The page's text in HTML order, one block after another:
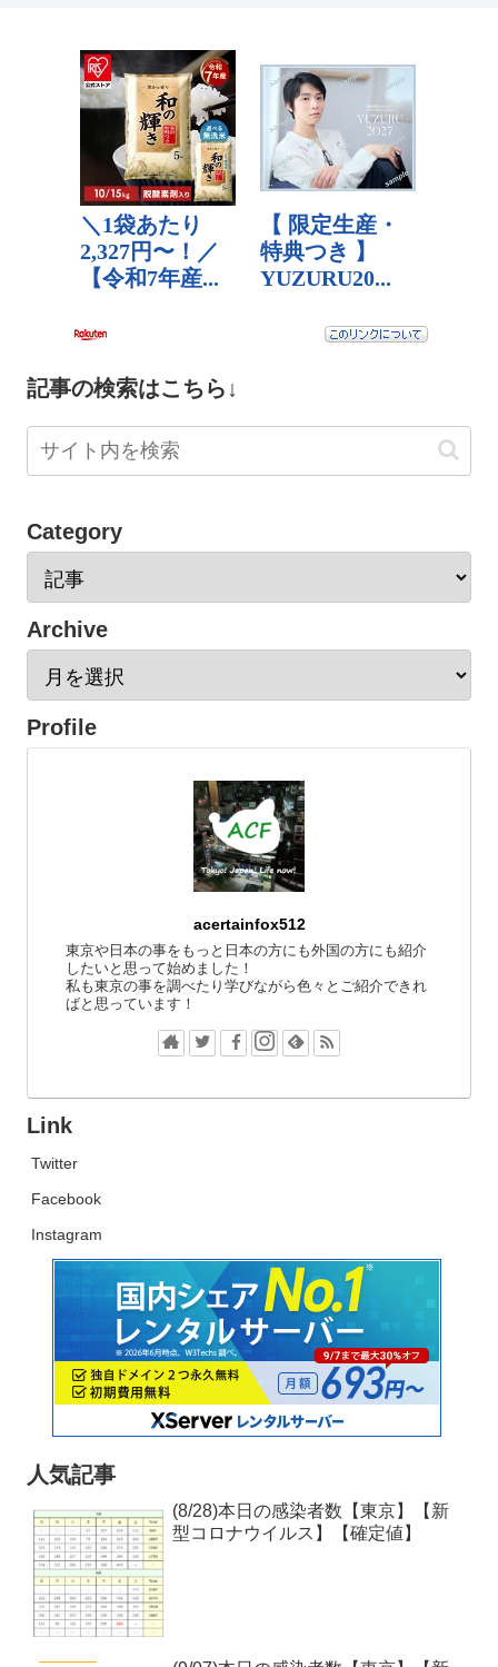
記事の検索はこちら↓
Category
Archive
Profile
acertainfox512
東京や日本の事をもっと日本の方にも外国の方にも紹介
したいと思って始めました！
私も東京の事を調べたり学びながら色々とご紹介できれ
ばと思っています！
Link
Twitter
Facebook
Instagram
人気記事
(8/28)本日の感染者数【東京】【新
型コロナウイルス】【確定値】